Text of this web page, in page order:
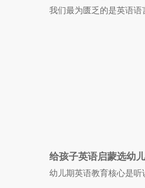
我们最为匮乏的是英语语
幼儿期英语教育核心是听